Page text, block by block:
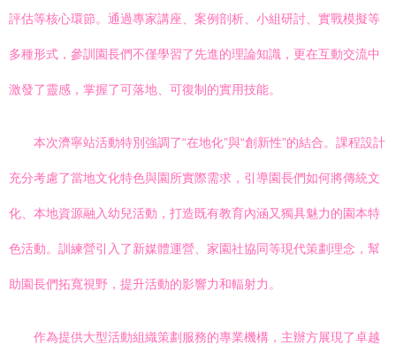
評估等核心環節。通過專家講座、案例剖析、小組研討、實戰模擬等
多種形式，參訓園長們不僅學習了先進的理論知識，更在互動交流中
激發了靈感，掌握了可落地、可復制的實用技能。
本次濟寧站活動特別強調了“在地化”與“創新性”的結合。課程設計
充分考慮了當地文化特色與園所實際需求，引導園長們如何將傳統文
化、本地資源融入幼兒活動，打造既有教育內涵又獨具魅力的園本特
色活動。訓練營引入了新媒體運營、家園社協同等現代策劃理念，幫
助園長們拓寬視野，提升活動的影響力和輻射力。
作為提供大型活動組織策劃服務的專業機構，主辦方展現了卓越